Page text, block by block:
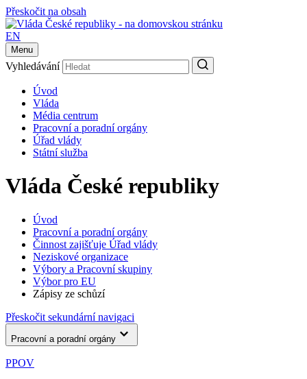
Přeskočit na obsah
EN
Menu
Vyhledávání
Úvod
Vláda
Média centrum
Pracovní a poradní orgány
Úřad vlády
Státní služba
Vláda České republiky
Úvod
Pracovní a poradní orgány
Činnost zajišťuje Úřad vlády
Neziskové organizace
Výbory a Pracovní skupiny
Výbor pro EU
Zápisy ze schůzí
Přeskočit sekundární navigaci
Pracovní a poradní orgány
PPOV